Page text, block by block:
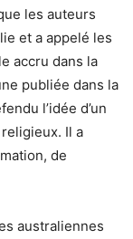
les auteurs
et a appelé les
accru dans la
publiée dans la
l’idée d’un
Il a
de
australiennes